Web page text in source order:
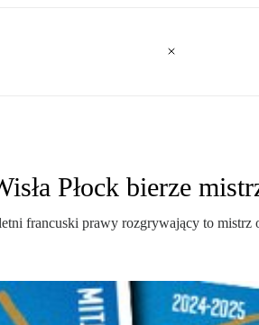
Płock bierze
francuski prawy rozgrywający to